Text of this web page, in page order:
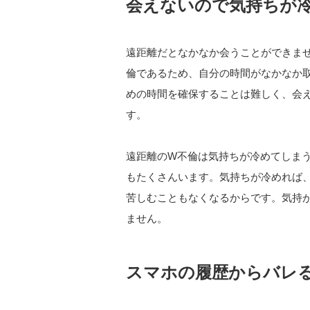
会えないので気持ちが
遠距離だとなかなか会うことができま
倫であるため、自分の時間がなかなか
めの時間を確保することは難しく、会
す。
遠距離のW不倫は気持ちが冷めてしま
もたくさんいます。気持ちが冷めれば
苦しむこともなくなるからです。気持
ません。
スマホの履歴からバレ